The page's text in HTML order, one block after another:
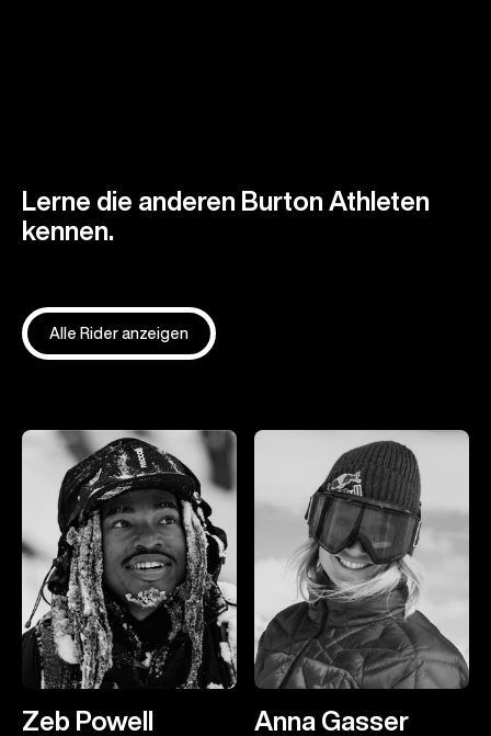
Lerne die anderen Burton Athleten
kennen.
Alle Rider anzeigen
Zeb Powell Anna Gasser